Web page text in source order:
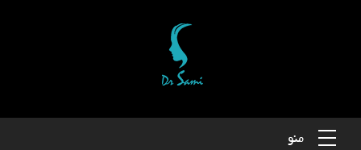
منو